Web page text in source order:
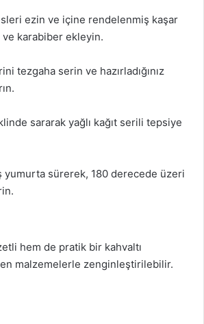
ezin ve içine rendelenmiş kaşar
karabiber ekleyin.
tezgaha serin ve hazırladığınız
sararak yağlı kağıt serili tepsiye
yumurta sürerek, 180 derecede üzeri
hem de pratik bir kahvaltı
malzemelerle zenginleştirilebilir.